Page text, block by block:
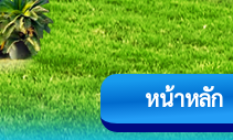
หน้าหลัก